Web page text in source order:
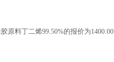
原料丁二烯99.50%的报价为